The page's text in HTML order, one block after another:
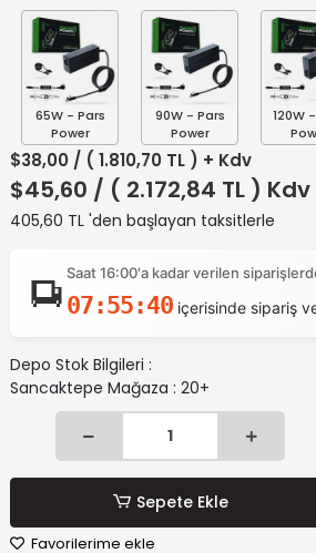
65W - Pars
Power
90W - Pars
Power
120W
$38,00 / ( 1.810,70 TL ) + Kdv
$45,60 / ( 2.172,84 TL )
405,60 TL 'den başlayan taksitlerle
Saat 16:00'a kadar verilen
07:55:39 içerisinde sipariş
Depo Stok Bilgileri :
Sancaktepe Mağaza : 20+
Sepete Ekle
Favorilerime ekle